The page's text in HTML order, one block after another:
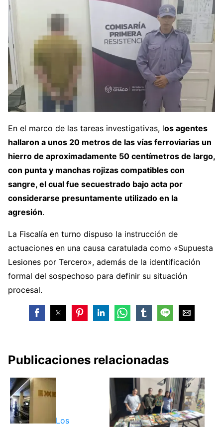
En el marco de las tareas investigativas, los agentes
hallaron a unos 20 metros de las vías ferroviarias un
hierro de aproximadamente 50 centímetros de largo,
con punta y manchas rojizas compatibles con
sangre, el cual fue secuestrado bajo acta por
considerarse presuntamente utilizado en la
agresión.
La Fiscalía en turno dispuso la instrucción de
actuaciones en una causa caratulada como «Supuesta
Lesiones por Tercero», además de la identificación
formal del sospechoso para definir su situación
procesal.
Publicaciones relacionadas
Los